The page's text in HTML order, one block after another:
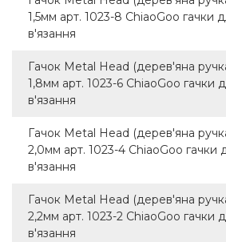
1,5мм арт. 1023-8 ChiaoGoo гачки
в'язання
Гачок Metal Head (дерев'яна
1,8мм арт. 1023-6 ChiaoGoo гачки
в'язання
Гачок Metal Head (дерев'яна
2,0мм арт. 1023-4 ChiaoGoo гачки
в'язання
Гачок Metal Head (дерев'яна
2,2мм арт. 1023-2 ChiaoGoo гачки
в'язання